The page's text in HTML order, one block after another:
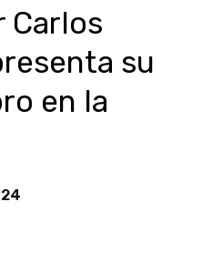
Carlos
su
en la